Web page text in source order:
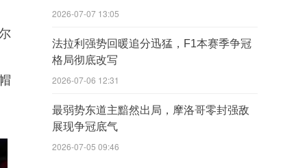
2026-07-07 13:05
法拉利强势回暖追分迅猛，F1本赛季争冠
格局彻底改写
2026-07-06 12:31
最弱势东道主黯然出局，摩洛哥零封强敌
展现争冠底气
2026-07-05 09:46